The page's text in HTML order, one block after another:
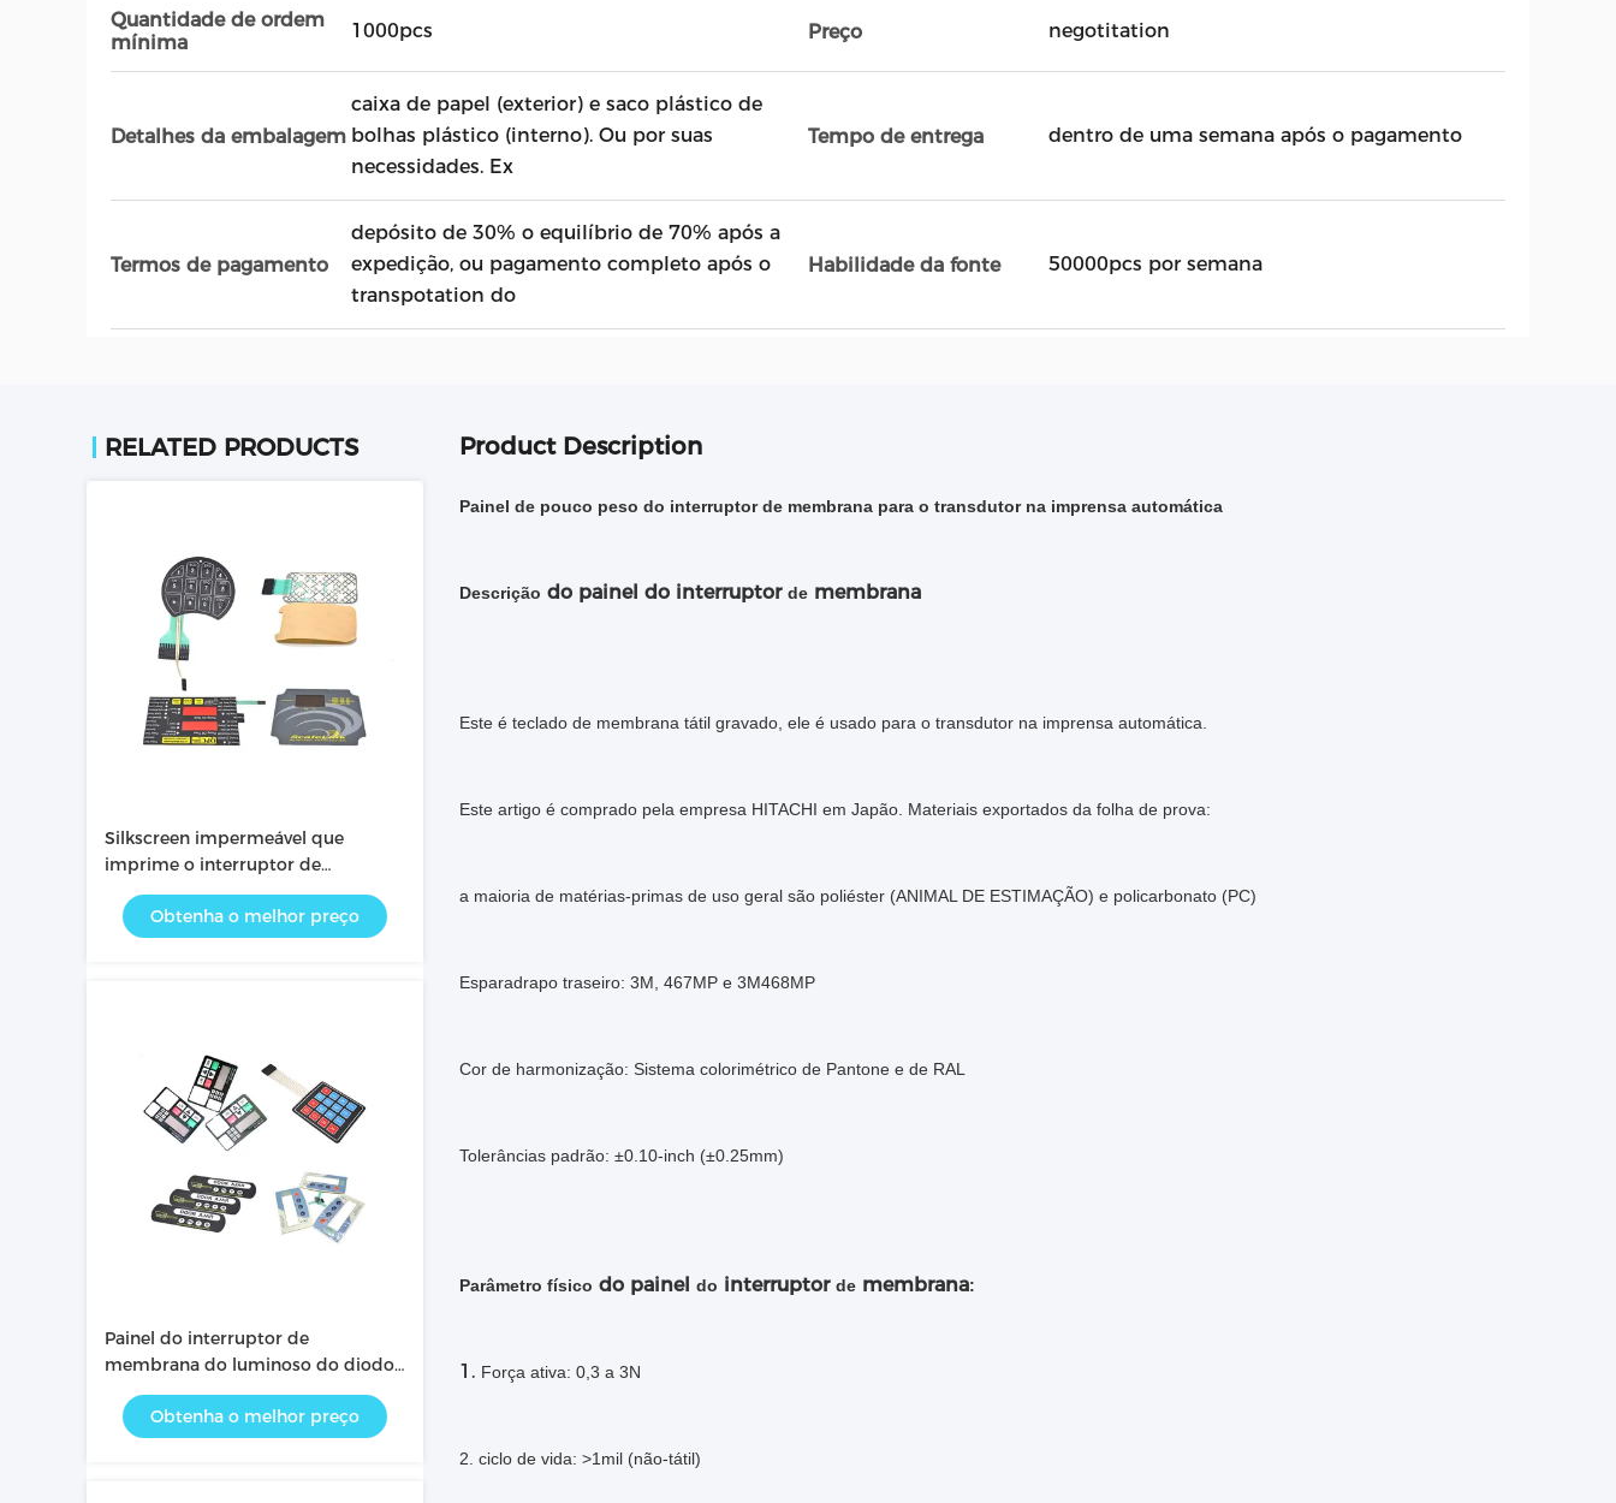
Quantidade de ordem
mínima
1000pcs Preço negotitation
Detalhes da embalagem
caixa de papel (exterior) e saco plástico de
bolhas plástico (interno). Ou por suas
necessidades. Ex
Tempo de entrega dentro de uma semana após o pagamento
Termos de pagamento
depósito de 30% o equilíbrio de 70% após a
expedição, ou pagamento completo após o
transpotation do
Habilidade da fonte 50000pcs por semana
RELATED PRODUCTS
Silkscreen impermeável que
imprime o interruptor de
membrana de gravação
Obtenha o melhor preço
Painel do interruptor de
membrana do luminoso do diodo
emissor de luz do teclado
numérico/teclado da membrana
da tela de exposição
Obtenha o melhor preço
Product Description
Painel de pouco peso do interruptor de membrana para o transdutor na imprensa automática
Descrição do painel do interruptor de membrana
Este é teclado de membrana tátil gravado, ele é usado para o transdutor na imprensa automática.
Este artigo é comprado pela empresa HITACHI em Japão. Materiais exportados da folha de prova:
a maioria de matérias-primas de uso geral são poliéster (ANIMAL DE ESTIMAÇÃO) e policarbonato (PC)
Esparadrapo traseiro: 3M, 467MP e 3M468MP
Cor de harmonização: Sistema colorimétrico de Pantone e de RAL
Tolerâncias padrão: ±0.10-inch (±0.25mm)
Parâmetro físico do painel do interruptor de membrana:
1. Força ativa: 0,3 a 3N
2. ciclo de vida: >1mil (não-tátil)